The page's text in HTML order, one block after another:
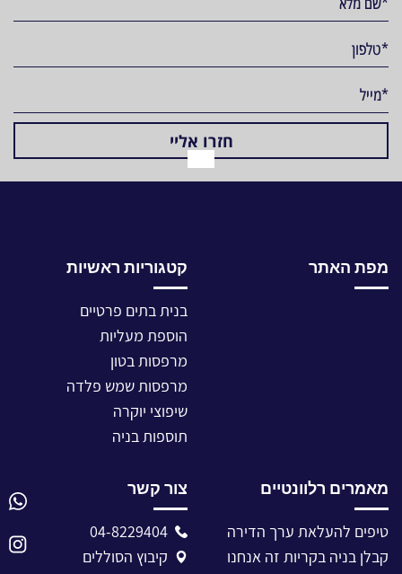
מפת האתר קטגוריות ראשיות
בנית בתים פרטיים
הוספת מעליות
מרפסות בטון
מרפסות שמש פלדה
שיפוצי יוקרה
תוספות בניה
מאמרים רלוונטיים
טיפים להעלאת ערך הדירה
קבלן בניה בקריות זה אנחנו
צור קשר
04-8229404
קיבוץ הסוללים